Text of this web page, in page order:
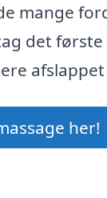
mange
det
her!